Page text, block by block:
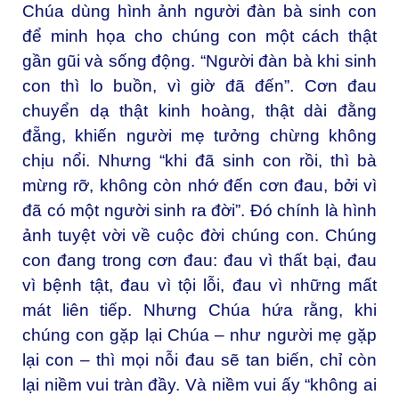
Chúa dùng hình ảnh người đàn bà sinh con
để minh họa cho chúng con một cách thật
gần gũi và sống động. “Người đàn bà khi sinh
con thì lo buồn, vì giờ đã đến”. Cơn đau
chuyển dạ thật kinh hoàng, thật dài đằng
đẵng, khiến người mẹ tưởng chừng không
chịu nổi. Nhưng “khi đã sinh con rồi, thì bà
mừng rỡ, không còn nhớ đến cơn đau, bởi vì
đã có một người sinh ra đời”. Đó chính là hình
ảnh tuyệt vời về cuộc đời chúng con. Chúng
con đang trong cơn đau: đau vì thất bại, đau
vì bệnh tật, đau vì tội lỗi, đau vì những mất
mát liên tiếp. Nhưng Chúa hứa rằng, khi
chúng con gặp lại Chúa – như người mẹ gặp
lại con – thì mọi nỗi đau sẽ tan biến, chỉ còn
lại niềm vui tràn đầy. Và niềm vui ấy “không ai